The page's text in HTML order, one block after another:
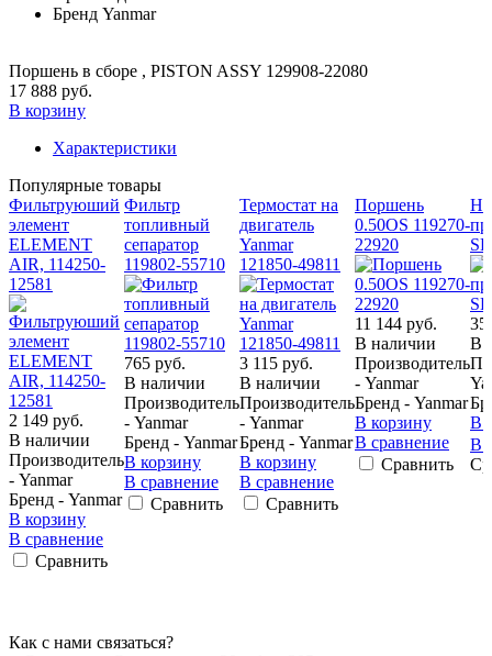
Бренд Yanmar
Поршень в сборе , PISTON ASSY 129908-22080
17 888 руб.
В корзину
Характеристики
Популярные товары
Фильтруюший
элемент
ELEMENT
AIR, 114250-
12581
2 149 руб.
В наличии
Производитель
- Yanmar
Бренд - Yanmar
В корзину
В сравнение
Сравнить
Фильтр
топливный
сепаратор
119802-55710
765 руб.
В наличии
Производитель
- Yanmar
Бренд - Yanmar
В корзину
В сравнение
Сравнить
Термостат на
двигатель
Yanmar
121850-49811
3 115 руб.
В наличии
Производитель
- Yanmar
Бренд - Yanmar
В корзину
В сравнение
Сравнить
Поршень
0.50OS 119270-
22920
11 144 руб.
В наличии
Производитель
- Yanmar
Бренд - Yanmar
В корзину
В сравнение
Сравнить
35
В
В
В
Как с нами связаться?